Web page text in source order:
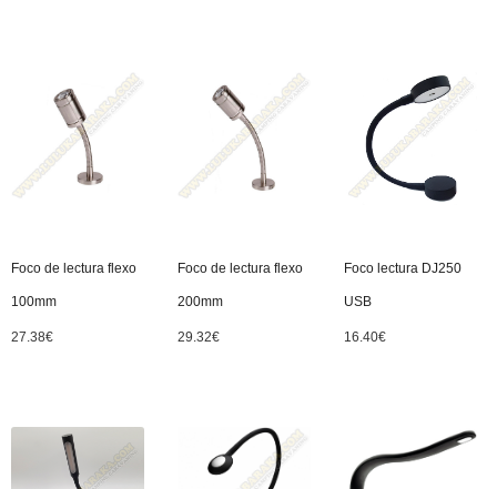
Foco de lectura flexo
100mm
27.38€
Foco de lectura flexo
200mm
29.32€
Foco lectura DJ250
USB
16.40€